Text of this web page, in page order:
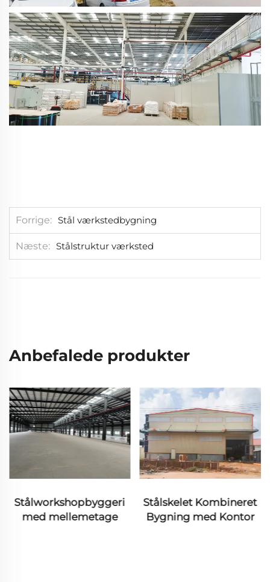
Forrige Stål værkstedbygning
Næste Stålstruktur værksted
Anbefalede produkter
Stålworkshopbyggeri
med mellemetage
Stålskelet Kombineret
Bygning med Kontor